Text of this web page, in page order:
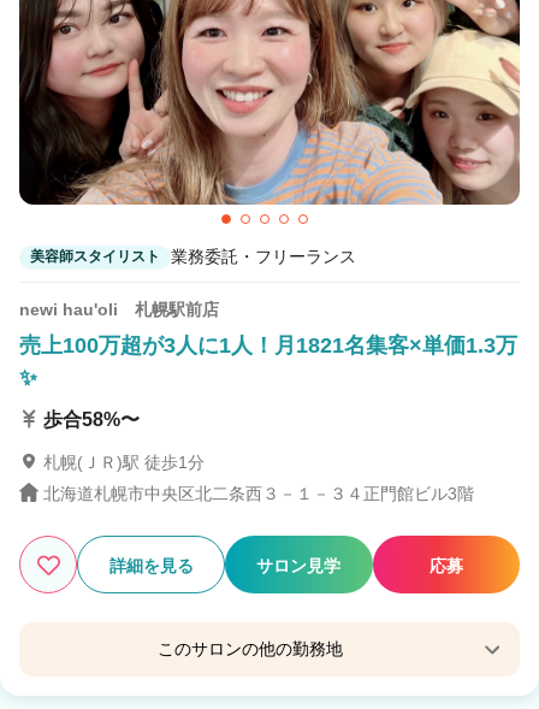
QBハウスさっぽろ地下街オーロラタウン店
大通駅 徒歩4分
美容師スタイリスト 業務委託・フリーランス
newi hau'oli 札幌駅前店
売上100万超が3人に1人！月1821名集客×単価1.3万
✨
歩合58%〜
札幌(ＪＲ)駅 徒歩1分
北海道札幌市中央区北二条西３－１－３４正門館ビル3階
詳細を見る サロン見学 応募
このサロンの他の勤務地
N゜IL DUCA 札幌駅前店